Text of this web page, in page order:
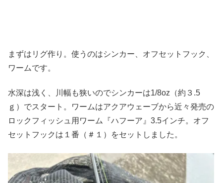
まずはリグ作り。使うのはシンカー、オフセットフック、
ワームです。
水深は浅く、川幅も狭いのでシンカーは1/8oz（約３.5
ｇ）でスタート。ワームはアクアウェーブから近々発売の
ロックフィッシュ用ワーム『ハフーア』3.5インチ。オフ
セットフックは１番（＃１）をセットしました。